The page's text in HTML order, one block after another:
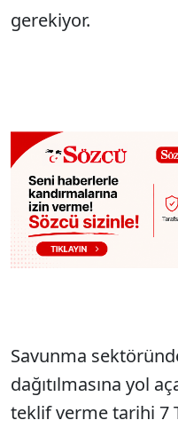
gerekiyor.
Savunma
dağıtılmasına yol
teklif verme tarihi 7